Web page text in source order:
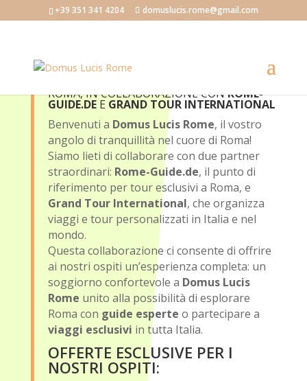
+39 351 341 4204 domuslucis.rome@gmail.com
ROMA, IN COLLABORAZIONE CONROME-
GUIDE.DEE GRAND TOUR INTERNATIONAL
Benvenuti a Domus Lucis Rome, il vostro
angolo di tranquillità nel cuore di Roma!
Siamo lieti di collaborare con due partner
straordinari: Rome-Guide.de, il punto di
riferimento per tour esclusivi a Roma, e
Grand Tour International, che organizza
viaggi e tour personalizzati in Italia e nel
mondo.
Questa collaborazione ci consente di offrire
ai nostri ospiti un’esperienza completa: un
soggiorno confortevole a Domus Lucis
Rome unito alla possibilità di esplorare
Roma con guide esperte o partecipare a
viaggi esclusivi in tutta Italia.
OFFERTE ESCLUSIVE PER I
NOSTRI OSPITI: